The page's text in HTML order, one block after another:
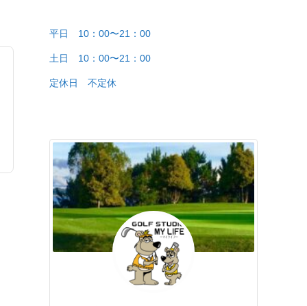
平日 10：00〜21：00
土日 10：00〜21：00
定休日 不定休